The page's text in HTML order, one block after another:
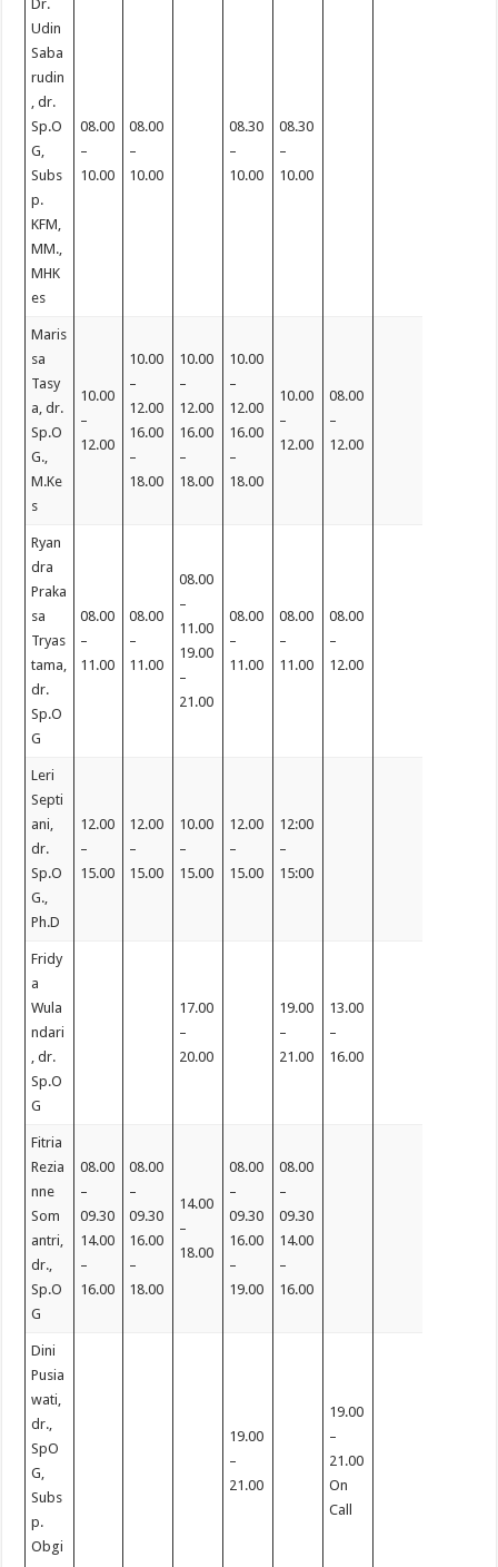
Dr.
Udin
Saba
rudin
, dr.
Sp.O
G,
Subs
p.
KFM,
MM.,
MHK
es
08.00
–
10.00
08.00
–
10.00
08.30
–
10.00
08.30
–
10.00
Maris
sa
Tasy
a, dr.
Sp.O
G.,
M.Ke
s
10.00
–
12.00
10.00
–
12.00
16.00
–
18.00
10.00
–
12.00
16.00
–
18.00
10.00
–
12.00
16.00
–
18.00
10.00
–
12.00
08.00
–
12.00
Ryan
dra
Praka
sa
Tryas
tama,
dr.
Sp.O
G
08.00
–
11.00
08.00
–
11.00
08.00
–
11.00
19.00
–
21.00
08.00
–
11.00
08.00
–
11.00
08.00
–
12.00
Leri
Septi
ani,
dr.
Sp.O
G.,
Ph.D
12.00
–
15.00
12.00
–
15.00
10.00
–
15.00
12.00
–
15.00
12:00
–
15:00
Fridy
a
Wula
ndari
, dr.
Sp.O
G
17.00
–
20.00
19.00
–
21.00
13.00
–
16.00
Fitria
Rezia
nne
Som
antri,
dr.,
Sp.O
G
08.00
–
09.30
14.00
–
16.00
08.00
–
09.30
16.00
–
18.00
14.00
–
18.00
08.00
–
09.30
16.00
–
19.00
08.00
–
09.30
14.00
–
16.00
Dini
Pusia
wati,
dr.,
SpO
G,
Subs
p.
Obgi
19.00
–
21.00
19.00
–
21.00
On
Call